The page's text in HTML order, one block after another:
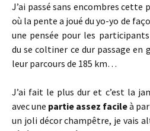
J’ai passé sans encombres cette
où la pente a joué du yo-yo de
une pensée pour les
du se coltiner ce dur passage en
leur parcours de 185 km…
J’ai fait le plus dur et c’est la
avec une partie assez facileà
un joli décor champêtre, je vais